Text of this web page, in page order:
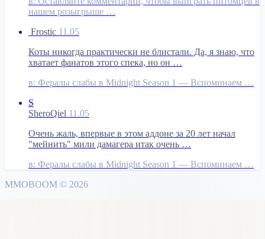
нашем розыгрыше …
Frostic 11.05
Коты никогда практически не блистали. Да, я знаю, что
хватает фанатов этого спека, но он …
в: Фералы слабы в Midnight Season 1 — Вспоминаем …
S
SheroQiel 11.05
Очень жаль, впервые в этом аддоне за 20 лет начал
"мейнить" мили дамагера итак очень …
в: Фералы слабы в Midnight Season 1 — Вспоминаем …
MMOBOOM © 2026